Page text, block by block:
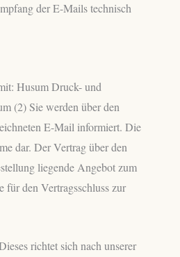
der E-Mails technisch
Husum Druck- und
(2) Sie werden über den
E-Mail informiert. Die
dar. Der Vertrag über den
liegende Angebot zum
für den Vertragsschluss zur
richtet sich nach unserer